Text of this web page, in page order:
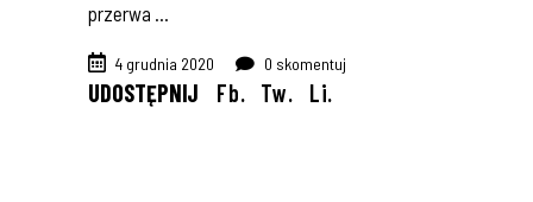
przerwa
4 grudnia 2020 0 skomentuj
UDOSTĘPNIJ Fb. Tw. Li.